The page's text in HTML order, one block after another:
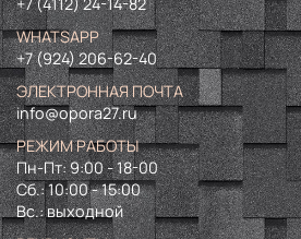
WHATSAPP
+7 (924) 206-62-40
ЭЛЕКТРОННАЯ ПОЧТА
info@opora27.ru
РЕЖИМ РАБОТЫ
Пн-Пт: 9:00 - 18-00
Сб.: 10:00 - 15:00
Вс.: выходной